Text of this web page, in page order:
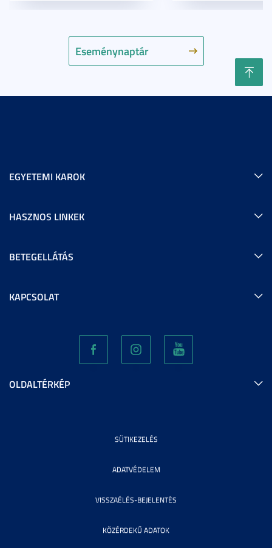
Eseménynaptár
EGYETEMI KAROK
HASZNOS LINKEK
BETEGELLÁTÁS
KAPCSOLAT
OLDALTÉRKÉP
SÜTIKEZELÉS
ADATVÉDELEM
VISSZAÉLÉS-BEJELENTÉS
KÖZÉRDEKŰ ADATOK